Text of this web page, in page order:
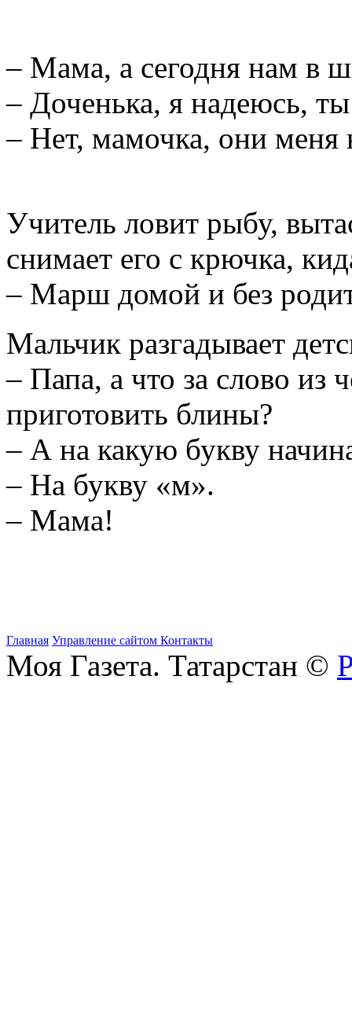
– Мама, а сегодня нам в
– Доченька, я надеюсь,
– Нет, мамочка, они меня
Учитель ловит рыбу,
снимает его с крючка,
– Марш домой и без
Мальчик разгадывает
– Папа, а что за слово из
приготовить блины?
– А на какую букву
– На букву «м».
– Мама!
Главная Управление сайтом Контакты
Моя Газета. Татарстан ©